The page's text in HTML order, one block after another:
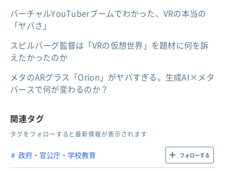
バーチャルYouTuberブームでわかった、VRの本当の
「ヤバさ」
スピルバーグ監督は「VRの仮想世界」を題材に何を訴
えたかったのか
メタのARグラス「Orion」がヤバすぎる。生成AI×メタ
バースで何が変わるのか？
関連タグ
タグをフォローすると最新情報が表示されます
政府・官公庁・学校教育 フォローする